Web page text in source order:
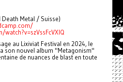
Metal / Suisse)
au Lixiviat Festival en 2024, le
son nouvel album "Metagonism"
de nuances de blast en toute